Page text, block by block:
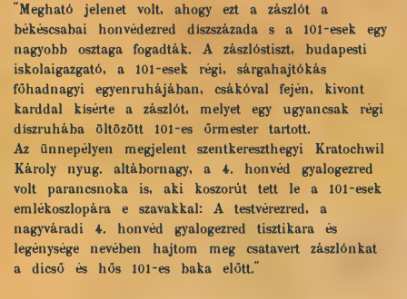
"Megható jelenet volt, ahogy ezt a zászlót a
békéscsabai honvédezred díszszázada s a 101-esek egy
nagyobb osztaga fogadták. A zászlóstiszt, budapesti
iskolaigazgató, a 101-esek régi, sárgahajtókás
főhadnagyi egyenruhájában, csákóval fején, kivont
karddal kísérte a zászlót, melyet egy ugyancsak régi
díszruhába öltözött 101-es őrmester tartott.
Az ünnepélyen megjelent szentkereszthegyi Kratochwil
Károly nyug. altábornagy, a 4. honvéd gyalogezred
volt parancsnoka is, aki koszorút tett le a 101-esek
emlékoszlopára e szavakkal: A testvérezred, a
nagyváradi 4. honvéd gyalogezred tisztikara és
legénysége nevében hajtom meg csatavert zászlónkat
a dicső és hős 101-es baka előtt."